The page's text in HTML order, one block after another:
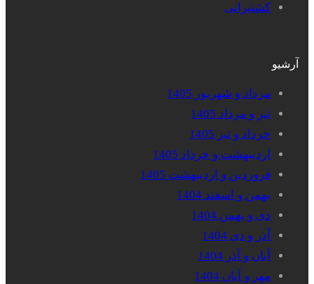
کشتیرانی
آرشیو
مرداد و شهریور 1405
تیر و مرداد 1405
خرداد و تیر 1405
اردیبهشت و خرداد 1405
فروردین و اردیبهشت 1405
بهمن و اسفند 1404
دی و بهمن 1404
آذر و دی 1404
آبان و آذر 1404
مهر و آبان 1404